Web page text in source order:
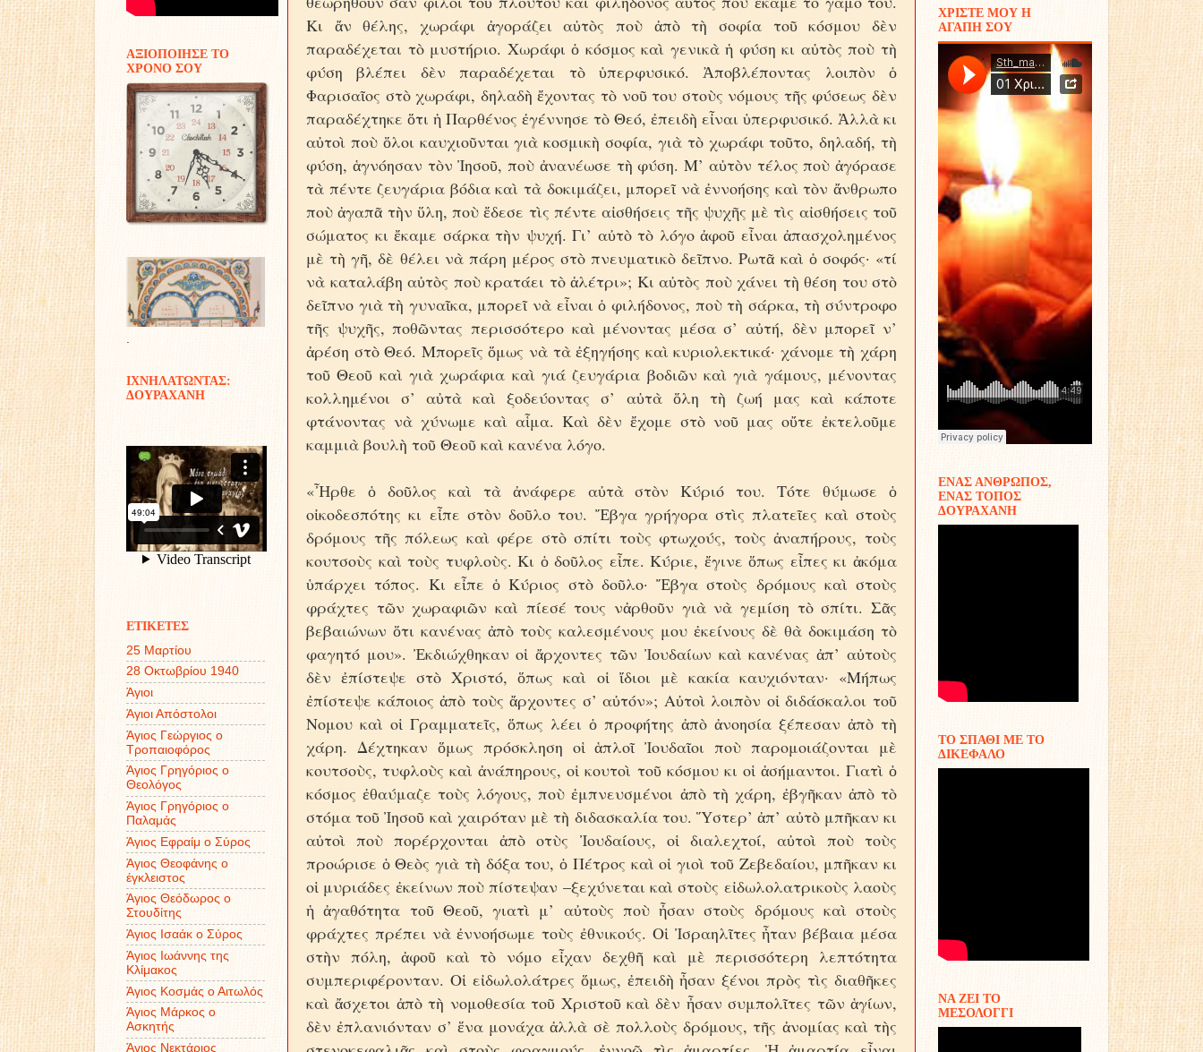
Κι ἄν θέλης, χωράφι ἀγοράζει αὐτὸς ποὺ ἀπὸ τὴ σοφία τοῦ κόσμου δὲν
παραδέχεται τὸ μυστήριο. Χωράφι ὁ κόσμος καὶ γενικὰ ἡ φύση κι αὐτὸς ποὺ τὴ
φύση βλέπει δὲν παραδέχεται τὸ ὑπερφυσικό. Ἀποβλέποντας λοιπὸν ὁ
Φαρισαῖος στὸ χωράφι, δηλαδὴ ἔχοντας τὸ νοῦ του στοὺς νόμους τῆς φύσεως δὲν
παραδέχτηκε ὅτι ἡ Παρθένος ἐγέννησε τὸ Θεό, ἐπειδὴ εἶναι ὑπερφυσικό. Ἀλλὰ κι
αὐτοὶ ποὺ ὅλοι καυχιοῦνται γιὰ κοσμικὴ σοφία, γιὰ τὸ χωράφι τοῦτο, δηλαδή, τὴ
φύση, ἁγνόησαν τὸν Ἰησοῦ, ποὺ ἀνανέωσε τὴ φύση. Μ’ αὐτὸν τέλος ποὺ ἀγόρασε
τὰ πέντε ζευγάρια βόδια καὶ τὰ δοκιμάζει, μπορεῖ νὰ ἐννοήσης καὶ τὸν ἄνθρωπο
ποὺ ἀγαπᾶ τὴν ὕλη, ποὺ ἔδεσε τὶς πέντε αἰσθήσεις τῆς ψυχῆς μὲ τὶς αἰσθήσεις τοῦ
σώματος κι ἔκαμε σάρκα τὴν ψυχή. Γι’ αὐτὸ τὸ λόγο ἀφοῦ εἶναι ἀπασχολημένος
μὲ τὴ γῆ, δὲ θέλει νὰ πάρη μέρος στὸ πνευματικὸ δεῖπνο. Ρωτᾶ καὶ ὁ σοφός· «τί
νὰ καταλάβη αὐτὸς ποὺ κρατάει τὸ ἀλέτρι»; Κι αὐτὸς ποὺ χάνει τὴ θέση του στὸ
δεῖπνο γιὰ τὴ γυναῖκα, μπορεῖ νὰ εἶναι ὁ φιλήδονος, ποὺ τὴ σάρκα, τὴ σύντροφο
τῆς ψυχῆς, ποθῶντας περισσότερο καὶ μένοντας μέσα σ’ αὐτή, δὲν μπορεῖ ν’
ἀρέση στὸ Θεό. Μπορεῖς ὅμως νὰ τὰ ἐξηγήσης καὶ κυριολεκτικά· χάνομε τὴ χάρη
τοῦ Θεοῦ καὶ γιὰ χωράφια καὶ γιά ζευγάρια βοδιῶν καὶ γιὰ γάμους, μένοντας
κολλημένοι σ’ αὐτὰ καὶ ξοδεύοντας σ’ αὐτὰ ὅλη τὴ ζωή μας καὶ κάποτε
φτάνοντας νὰ χύνωμε καὶ αἷμα. Καὶ δὲν ἔχομε στὸ νοῦ μας οὔτε ἐκτελοῦμε
καμμιὰ βουλὴ τοῦ Θεοῦ καὶ κανένα λόγο.
«Ἦρθε ὁ δοῦλος καὶ τὰ ἀνάφερε αὐτὰ στὸν Κύριό του. Τότε θύμωσε ὁ
οἰκοδεσπότης κι εἶπε στὸν δοῦλο του. Ἔβγα γρήγορα στὶς πλατεῖες καὶ στοὺς
δρόμους τῆς πόλεως καὶ φέρε στὸ σπίτι τοὺς φτωχούς, τοὺς ἀναπήρους, τοὺς
κουτσοὺς καὶ τοὺς τυφλοὺς. Κι ὁ δοῦλος εἶπε. Κύριε, ἔγινε ὅπως εἶπες κι ἀκόμα
ὑπάρχει τόπος. Κι εἶπε ὁ Κύριος στὸ δοῦλο· Ἔβγα στοὺς δρόμους καὶ στοὺς
φράχτες τῶν χωραφιῶν καὶ πίεσέ τους νἀρθοῦν γιὰ νὰ γεμίση τὸ σπίτι. Σᾶς
βεβαιώνων ὅτι κανένας ἀπὸ τοὺς καλεσμένους μου ἐκείνους δὲ θὰ δοκιμάση τὸ
φαγητό μου». Ἐκδιώχθηκαν οἱ ἄρχοντες τῶν Ἰουδαίων καὶ κανένας ἀπ’ αὐτοὺς
δὲν ἐπίστεψε στὸ Χριστό, ὅπως καὶ οἱ ἴδιοι μὲ κακία καυχιόνταν· «Μήπως
ἐπίστεψε κάποιος ἀπὸ τοὺς ἄρχοντες σ’ αὐτόν»; Αὐτοὶ λοιπὸν οἱ διδάσκαλοι τοῦ
Νομου καὶ οἱ Γραμματεῖς, ὅπως λέει ὁ προφήτης ἀπὸ ἀνοησία ξέπεσαν ἀπὸ τὴ
χάρη. Δέχτηκαν ὅμως πρόσκληση οἱ ἁπλοῖ Ἰουδαῖοι ποὺ παρομοιάζονται μὲ
κουτσοὺς, τυφλοὺς καὶ ἀνάπηρους, οἱ κουτοὶ τοῦ κόσμου κι οἱ ἀσήμαντοι. Γιατὶ ὁ
κόσμος ἐθαύμαζε τοὺς λόγους, ποὺ ἐμπνευσμένοι ἀπὸ τὴ χάρη, ἐβγῆκαν ἀπὸ τὸ
στόμα τοῦ Ἰησοῦ καὶ χαιρόταν μὲ τὴ διδασκαλία του. Ὕστερ’ ἀπ’ αὐτὸ μπῆκαν κι
αὐτοὶ ποὺ πορέρχονται ἀπὸ οτὺς Ἰουδαίους, οἱ διαλεχτοί, αὐτοὶ ποὺ τοὺς
προώρισε ὁ Θεὸς γιὰ τὴ δόξα του, ὁ Πέτρος καὶ οἱ γιοὶ τοῦ Ζεβεδαίου, μπῆκαν κι
οἱ μυριάδες ἐκείνων ποὺ πίστεψαν –ξεχύνεται καὶ στοὺς εἰδωλολατρικοὺς λαοὺς
ἡ ἀγαθότητα τοῦ Θεοῦ, γιατὶ μ’ αὐτοὺς ποὺ ἦσαν στοὺς δρόμους καὶ στοὺς
φράχτες πρέπει νὰ ἐννοήσωμε τοὺς ἐθνικούς. Οἱ Ἰσραηλῖτες ἦταν βέβαια μέσα
στὴν πόλη, ἀφοῦ καὶ τὸ νόμο εἶχαν δεχθῆ καὶ μὲ περισσότερη λεπτότητα
συμπεριφέρονταν. Οἱ εἰδωλολάτρες ὅμως, ἐπειδὴ ἦσαν ξένοι πρὸς τὶς διαθῆκες
καὶ ἄσχετοι ἀπὸ τὴ νομοθεσία τοῦ Χριστοῦ καὶ δὲν ἦσαν συμπολῖτες τῶν ἁγίων,
δὲν ἐπλανιόνταν σ’ ἕνα μονάχα ἀλλὰ σὲ πολλοὺς δρόμους, τῆς ἀνομίας καὶ τὴς
ΑΞΙΟΠΟΙΗΣΕ ΤΟ
ΧΡΟΝΟ ΣΟΥ
.
ΙΧΝΗΛΑΤΩΝΤΑΣ:
ΔΟΥΡΑΧΑΝΗ
ΕΤΙΚΕΤΕΣ
25 Μαρτίου
28 Οκτωβρίου 1940
Άγιοι
Άγιοι Απόστολοι
Άγιος Γεώργιος ο
Τροπαιοφόρος
Άγιος Γρηγόριος ο
Θεολόγος
Άγιος Γρηγόριος ο
Παλαμάς
Άγιος Εφραίμ ο Σύρος
Άγιος Θεοφάνης ο
έγκλειστος
Άγιος Θεόδωρος ο
Στουδίτης
Άγιος Ισαάκ ο Σύρος
Άγιος Ιωάννης της
Κλίμακος
Άγιος Κοσμάς ο Αιτωλός
Άγιος Μάρκος ο
Ασκητής
Άγιος Νεκτάριος
ΧΡΙΣΤΕ ΜΟΥ Η
ΑΓΑΠΗ ΣΟΥ
ΕΝΑΣ ΑΝΘΡΩΠΟΣ,
ΕΝΑΣ ΤΟΠΟΣ
ΔΟΥΡΑΧΑΝΗ
ΤΟ ΣΠΑΘΙ ΜΕ ΤΟ
ΔΙΚΕΦΑΛΟ
ΝΑ ΖΕΙ ΤΟ
ΜΕΣΟΛΟΓΓΙ